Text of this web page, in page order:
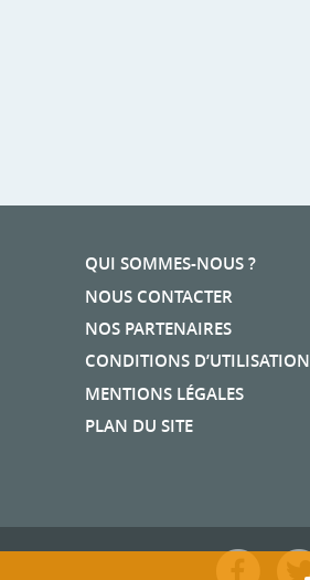
QUI SOMMES-NOUS ?
NOUS CONTACTER
NOS PARTENAIRES
CONDITIONS D’UTILISATION
MENTIONS LÉGALES
PLAN DU SITE